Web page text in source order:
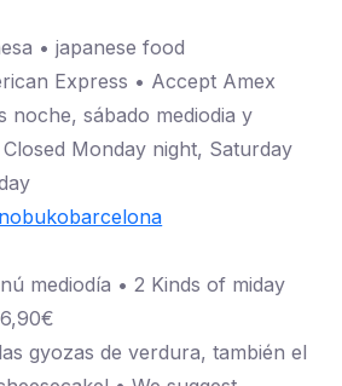
• japanese food
Express • Accept Amex
noche, sábado mediodia y
Monday night, Saturday
mediodía • 2 Kinds of miday
gyozas de verdura, también el